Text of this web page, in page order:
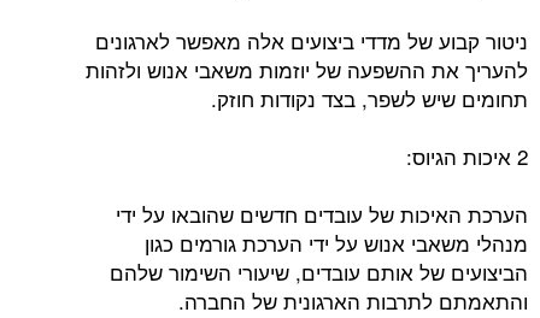
ניטור קבוע של מדדי ביצועים אלה מאפשר לארגונים
להעריך את ההשפעה של יוזמות משאבי אנוש ולזהות
תחומים שיש לשפר, בצד נקודות חוזק.
2 איכות הגיוס:
הערכת האיכות של עובדים חדשים שהובאו על ידי
מנהלי משאבי אנוש על ידי הערכת גורמים כגון
הביצועים של אותם עובדים, שיעורי השימור שלהם
והתאמתם לתרבות הארגונית של החברה.